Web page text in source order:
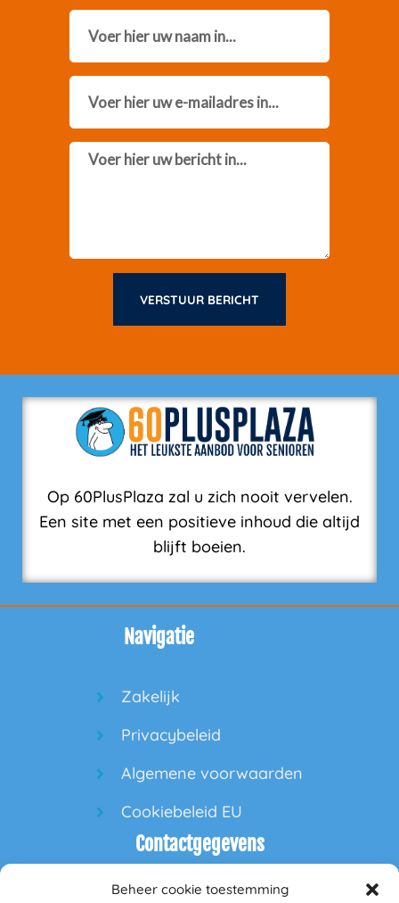
Beheer cookie toestemming
Message
VERSTUUR BERICHT
Op 60PlusPlaza zal u zich nooit vervelen.
Een site met een positieve inhoud die altijd
blijft boeien.
Navigatie
Zakelijk
Privacybeleid
Algemene voorwaarden
Cookiebeleid EU
Contactgegevens